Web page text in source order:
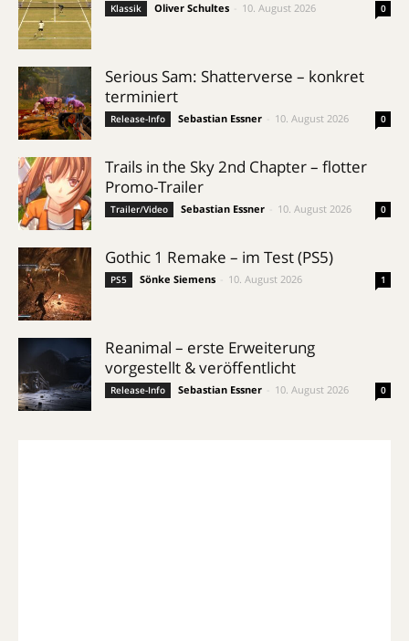
Klassik Oliver Schultes 10. August 2026 0
Serious Sam: Shatterverse – konkret
terminiert
Release-Info Sebastian Essner 10. August 2026 0
Trails in the Sky 2nd Chapter – flotter
Promo-Trailer
Trailer/Video Sebastian Essner 10. August 2026 0
Gothic 1 Remake – im Test (PS5)
PS5 Sönke Siemens 10. August 2026 1
Reanimal – erste Erweiterung
vorgestellt & veröffentlicht
Release-Info Sebastian Essner 10. August 2026 0